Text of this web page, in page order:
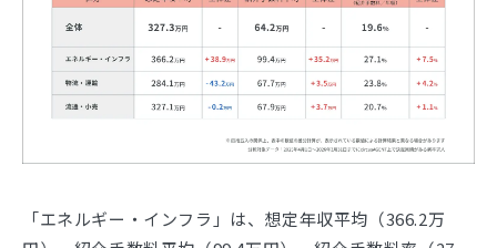
「エネルギー・インフラ」は、想定年収平均（366.2万